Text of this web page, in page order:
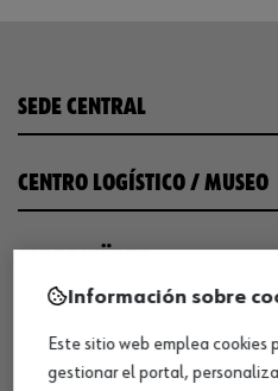
SEDE CENTRAL
CENTRO LOGÍSTICO / MUSEO
COMUNICACIÓN
Información sobre
Este sitio web emplea cookies
gestionar el portal,